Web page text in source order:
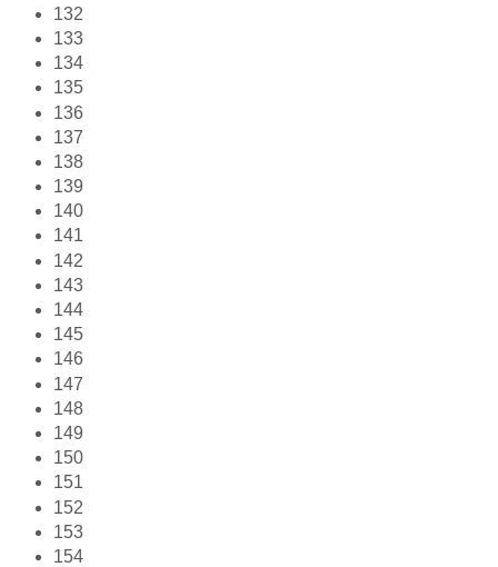
132
133
134
135
136
137
138
139
140
141
142
143
144
145
146
147
148
149
150
151
152
153
154